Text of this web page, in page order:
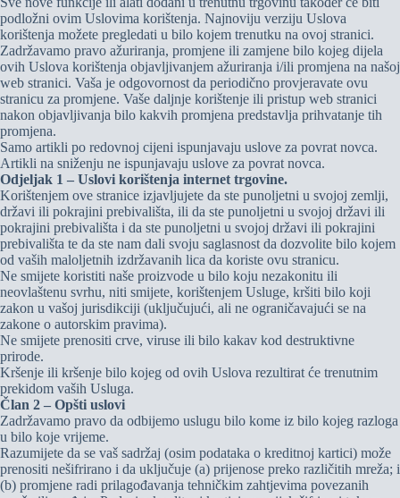
podložni ovim Uslovima korištenja. Najnoviju verziju Uslova
korištenja možete pregledati u bilo kojem trenutku na ovoj stranici.
Zadržavamo pravo ažuriranja, promjene ili zamjene bilo kojeg dijela
ovih Uslova korištenja objavljivanjem ažuriranja i/ili promjena na našoj
web stranici. Vaša je odgovornost da periodično provjeravate ovu
stranicu za promjene. Vaše daljnje korištenje ili pristup web stranici
nakon objavljivanja bilo kakvih promjena predstavlja prihvatanje tih
promjena.
Samo artikli po redovnoj cijeni ispunjavaju uslove za povrat novca.
Artikli na sniženju ne ispunjavaju uslove za povrat novca.
Odjeljak 1 – Uslovi korištenja internet trgovine.
Korištenjem ove stranice izjavljujete da ste punoljetni u svojoj zemlji,
državi ili pokrajini prebivališta, ili da ste punoljetni u svojoj državi ili
pokrajini prebivališta i da ste punoljetni u svojoj državi ili pokrajini
prebivališta te da ste nam dali svoju saglasnost da dozvolite bilo kojem
od vaših maloljetnih izdržavanih lica da koriste ovu stranicu.
Ne smijete koristiti naše proizvode u bilo koju nezakonitu ili
neovlaštenu svrhu, niti smijete, korištenjem Usluge, kršiti bilo koji
zakon u vašoj jurisdikciji (uključujući, ali ne ograničavajući se na
zakone o autorskim pravima).
Ne smijete prenositi crve, viruse ili bilo kakav kod destruktivne
prirode.
Kršenje ili kršenje bilo kojeg od ovih Uslova rezultirat će trenutnim
prekidom vaših Usluga.
Član 2 – Opšti uslovi
Zadržavamo pravo da odbijemo uslugu bilo kome iz bilo kojeg razloga
u bilo koje vrijeme.
Razumijete da se vaš sadržaj (osim podataka o kreditnoj kartici) može
prenositi nešifrirano i da uključuje (a) prijenose preko različitih mreža; i
(b) promjene radi prilagođavanja tehničkim zahtjevima povezanih